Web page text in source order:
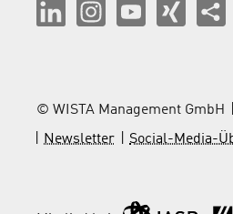
© WISTA Management GmbH
Newsletter
Social-Media-